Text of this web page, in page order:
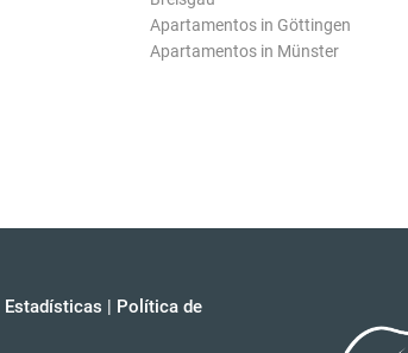
Apartamentos in Göttingen
Apartamentos in Münster
Estadísticas | Política de